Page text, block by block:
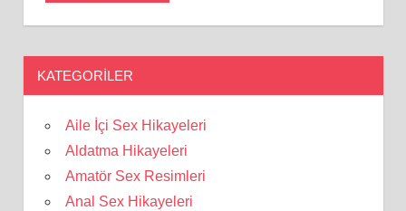
KATEGORILER
Aile İçi Sex Hikayeleri
Aldatma Hikayeleri
Amatör Sex Resimleri
Anal Sex Hikayeleri